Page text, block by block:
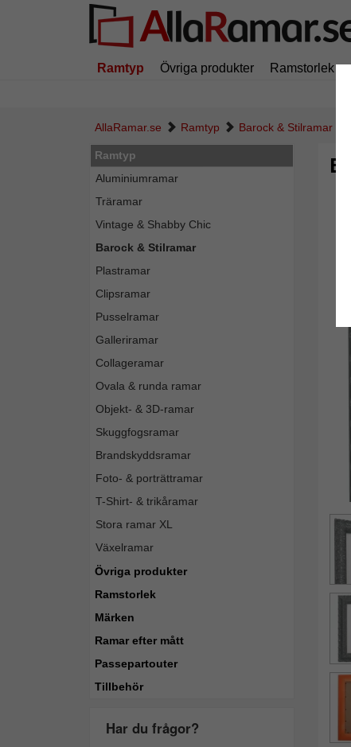
Ramtyp Övriga produkter Ramstorlek
AllaRamar.se Ramtyp Barock & Stilramar
Ramtyp
Aluminiumramar
Träramar
Vintage & Shabby Chic
Barock & Stilramar
Plastramar
Clipsramar
Pusselramar
Galleriramar
Collageramar
Ovala & runda ramar
Objekt- & 3D-ramar
Skuggfogsramar
Brandskyddsramar
Foto- & porträttramar
T-Shirt- & trikåramar
Stora ramar XL
Växelramar
Övriga produkter
Ramstorlek
Märken
Ramar efter mått
Passepartouter
Tillbehör
Har du frågor?